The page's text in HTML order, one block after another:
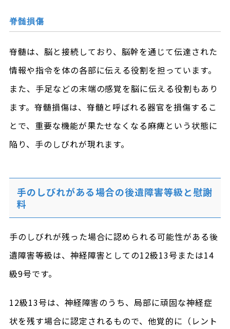
脊髄損傷
脊髄は、脳と接続しており、脳幹を通じて伝達された
情報や指令を体の各部に伝える役割を担っています。
また、手足などの末端の感覚を脳に伝える役割もあり
ます。脊髄損傷は、脊髄と呼ばれる器官を損傷するこ
とで、重要な機能が果たせなくなる麻痺という状態に
陥り、手のしびれが現れます。
手のしびれがある場合の後遺障害等級と慰謝
料
手のしびれが残った場合に認められる可能性がある後
遺障害等級は、神経障害としての12級13号または14
級9号です。
12級13号は、神経障害のうち、局部に頑固な神経症
状を残す場合に認定されるもので、他覚的に（レント